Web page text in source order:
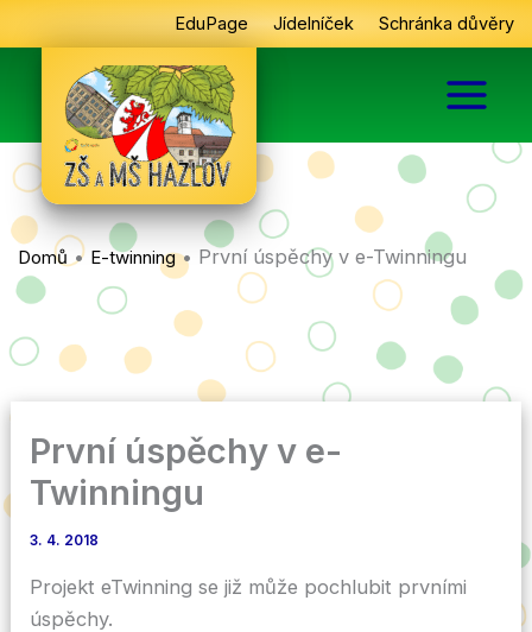
na
EduPage Jídelníček Schránka důvěry
Domů • E-twinning• První úspěchy v e-Twinningu
První úspěchy v e-
Twinningu
3. 4. 2018
Projekt eTwinning se již může pochlubit prvními
úspěchy.